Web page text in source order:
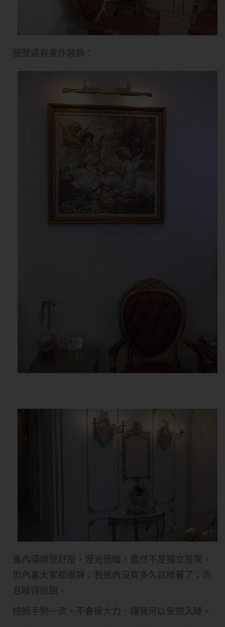
牆壁還有畫作裝飾：
進內環境很舒服，燈光很暗，雖然不是獨立房間，
但內裏大家都很靜；我進內沒有多久就睡著了；而
且睡得很甜。
技師手勢一流，不會很大力，讓我可以安然入睡。